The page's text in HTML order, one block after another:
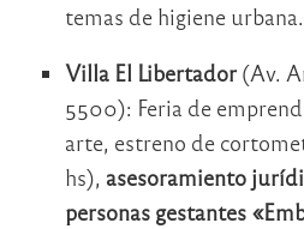
temas de higiene urbana.
Villa El Libertador(Av.
5500): Feria de
arte, estreno de
hs), asesoramiento
personas gestantes